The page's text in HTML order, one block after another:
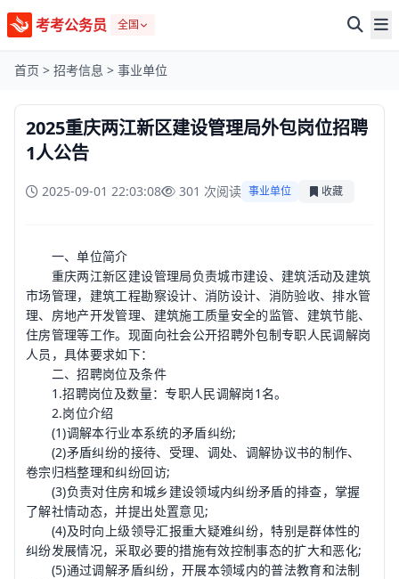
考考公务员 全国
首页 > 招考信息 > 事业单位
2025重庆两江新区建设管理局外包岗位招聘
1人公告
2025-09-01 22:03:08 301 次阅读 事业单位 收藏
一、单位简介
重庆两江新区建设管理局负责城市建设、建筑活动及建筑
市场管理，建筑工程勘察设计、消防设计、消防验收、排水管
理、房地产开发管理、建筑施工质量安全的监管、建筑节能、
住房管理等工作。现面向社会公开招聘外包制专职人民调解岗
人员，具体要求如下：
二、招聘岗位及条件
1.招聘岗位及数量：专职人民调解岗1名。
2.岗位介绍
(1)调解本行业本系统的矛盾纠纷;
(2)矛盾纠纷的接待、受理、调处、调解协议书的制作、
卷宗归档整理和纠纷回访;
(3)负责对住房和城乡建设领域内纠纷矛盾的排查，掌握
了解社情动态，并提出处置意见;
(4)及时向上级领导汇报重大疑难纠纷，特别是群体性的
纠纷发展情况，采取必要的措施有效控制事态的扩大和恶化;
(5)通过调解矛盾纠纷，开展本领域内的普法教育和法制